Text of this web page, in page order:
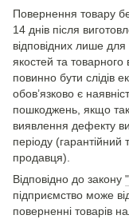
Повернення товару
14 днів після
відповідних лише
якостей та
повинно бути слідів
обов’язково є
пошкоджень, якщо
виявлення дефекту
періоду
продавця).
Відповідно до закону
підприємство може
поверненні товарів